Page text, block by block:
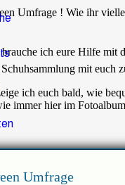
Umfrage ! Wie ihr
ich eure Hilfe
mit
ich euch bald, wie
immer hier im
Umfrage